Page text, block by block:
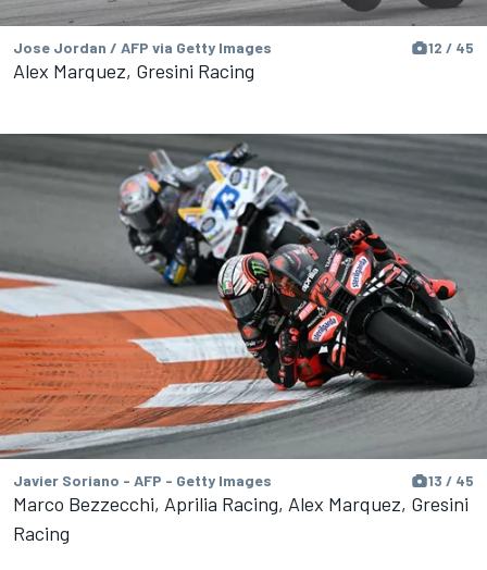
Jose Jordan / AFP via Getty Images 12 / 45
Alex Marquez, Gresini Racing
Javier Soriano - AFP - Getty Images 13 / 45
Marco Bezzecchi, Aprilia Racing, Alex Marquez, Gresini
Racing